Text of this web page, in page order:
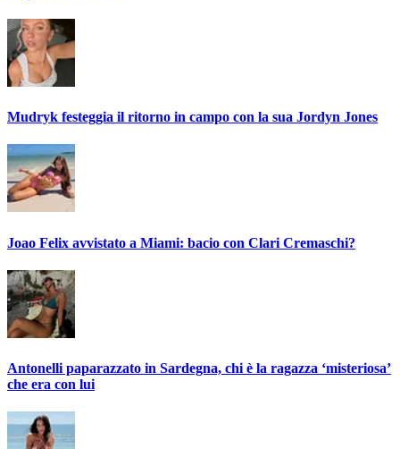
Mudryk festeggia il ritorno in campo con la sua Jordyn Jones
Joao Felix avvistato a Miami: bacio con Clari Cremaschi?
Antonelli paparazzato in Sardegna, chi è la ragazza ‘misteriosa’
che era con lui